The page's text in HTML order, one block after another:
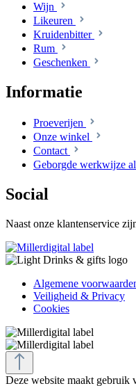
Wijn
Likeuren
Kruidenbitter
Rum
Geschenken
Informatie
Proeverijen
Onze winkel
Contact
Geborgde werkwijze
Social
Naast onze klantenservice
Algemene
Veiligheid & Privacy
Cookies
Deze website maakt gebruik